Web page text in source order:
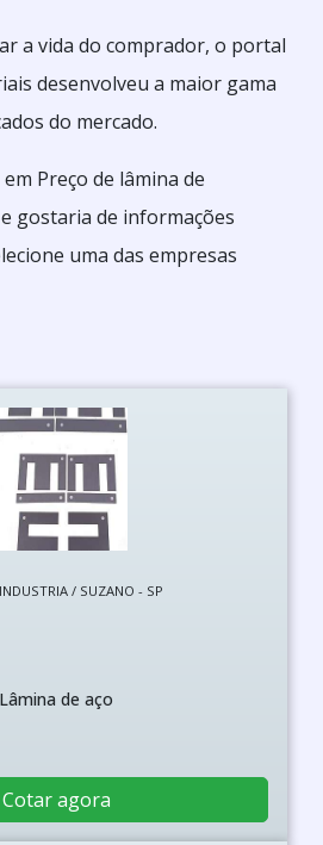
a vida do comprador, o portal
desenvolveu a maior gama
do mercado.
Preço de lâmina de
gostaria de informações
uma das empresas
/ SUZANO - SP
Lâmina de aço
Cotar agora